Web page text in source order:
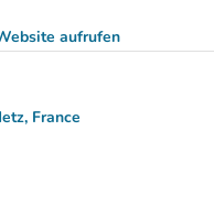
aufrufen
(new tab)
France
öffnen)